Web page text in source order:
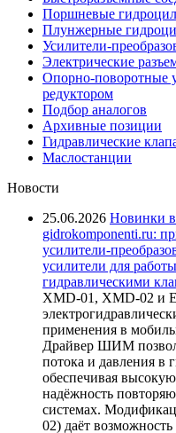
Поршневые
Плунжерные
Усилители-
Электрические
Опорно-поворотные
редуктором
Подбор аналогов
Архивные позиции
Гидравлические
Маслостанции
Новости
25.06.2026 Новинки в
gidrokomponenti.ru:
усилители-
усилители для
гидравлическими
XMD-01, XMD-02 и
применения в
Драйвер ШИМ
потока и давления в
обеспечивая
надёжность
системах.
02) даёт